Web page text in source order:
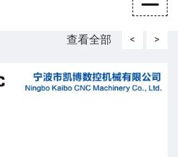
查看全部 < >